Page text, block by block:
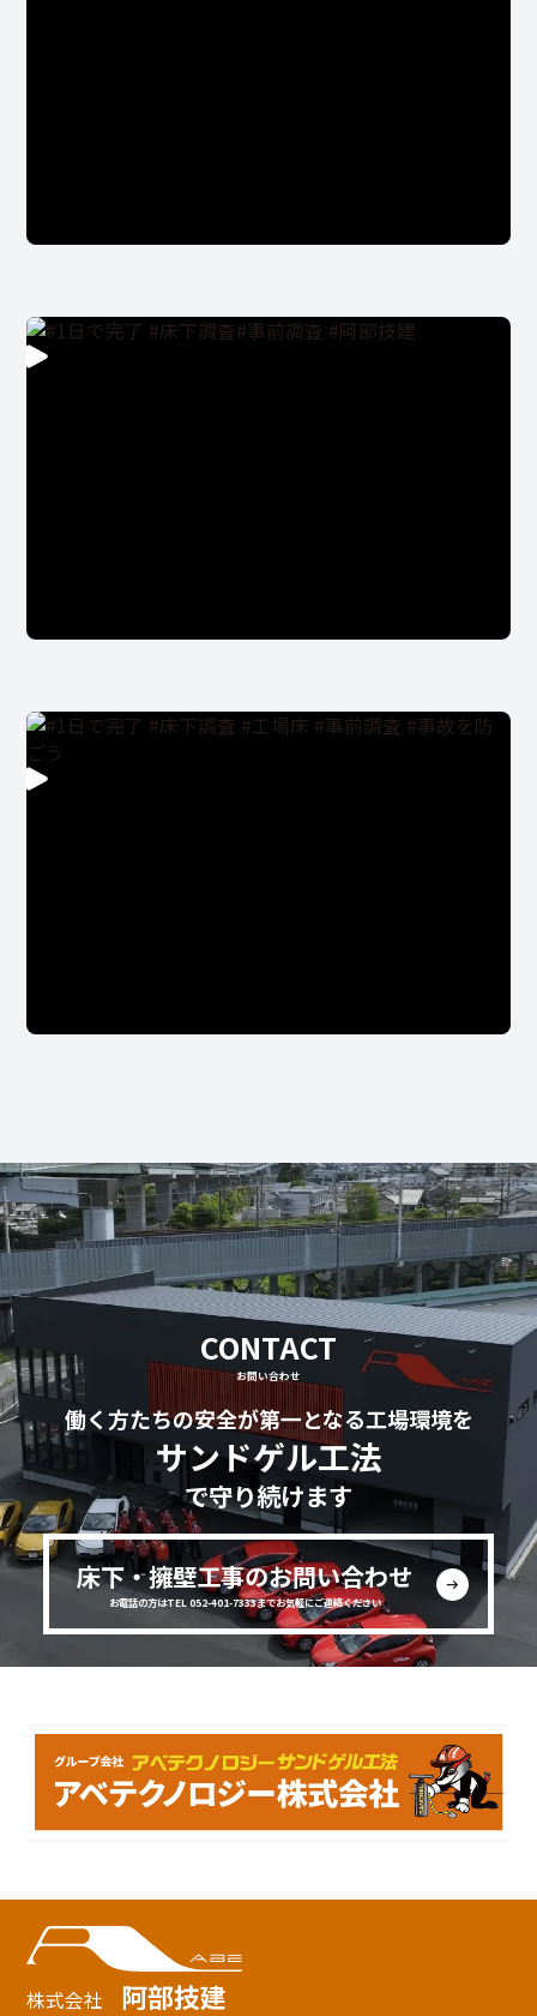
CONTACT
お問い合わせ
働く方たちの安全が第一となる工場環境を
サンドゲル工法
で守り続けます
床下・擁壁工事のお問い合わせ
お電話の方はTEL 052-401-7333までお気軽にご連絡ください
株式会社 阿部技建